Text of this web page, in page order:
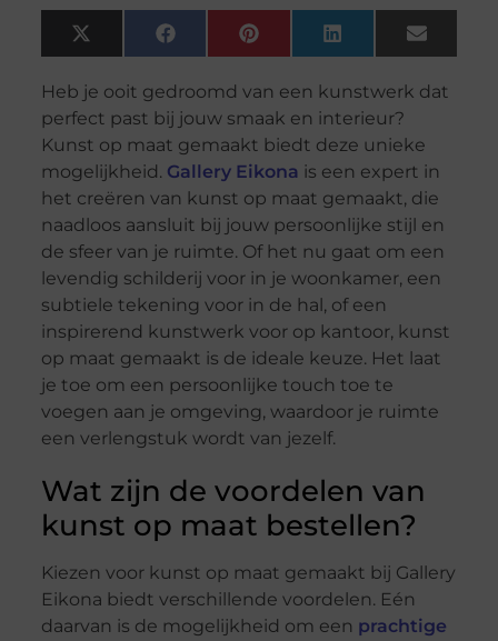
X
(Twitter)
FacebookPinterest LinkedIn Email
Heb je ooit gedroomd van een kunstwerk dat
perfect past bij jouw smaak en interieur?
Kunst op maat gemaakt biedt deze unieke
mogelijkheid. Gallery Eikona is een expert in
het creëren van kunst op maat gemaakt, die
naadloos aansluit bij jouw persoonlijke stijl en
de sfeer van je ruimte. Of het nu gaat om een
levendig schilderij voor in je woonkamer, een
subtiele tekening voor in de hal, of een
inspirerend kunstwerk voor op kantoor, kunst
op maat gemaakt is de ideale keuze. Het laat
je toe om een persoonlijke touch toe te
voegen aan je omgeving, waardoor je ruimte
een verlengstuk wordt van jezelf.
Wat zijn de voordelen van
kunst op maat bestellen?
Kiezen voor kunst op maat gemaakt bij Gallery
Eikona biedt verschillende voordelen. Eén
daarvan is de mogelijkheid om een prachtige